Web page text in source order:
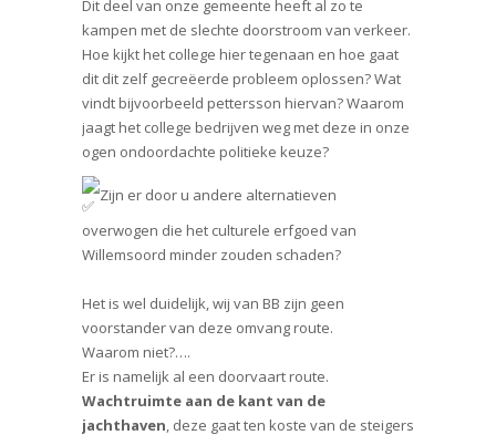
Dit deel van onze gemeente heeft al zo te
kampen met de slechte doorstroom van verkeer.
Hoe kijkt het college hier tegenaan en hoe gaat
dit dit zelf gecreëerde probleem oplossen? Wat
vindt bijvoorbeeld pettersson hiervan? Waarom
jaagt het college bedrijven weg met deze in onze
ogen ondoordachte politieke keuze?
Zijn er door u andere alternatieven
overwogen die het culturele erfgoed van
Willemsoord minder zouden schaden?
Het is wel duidelijk, wij van BB zijn geen
voorstander van deze omvang route.
Waarom niet?….
Er is namelijk al een doorvaart route.
Wachtruimte aan de kant van de
jachthaven , deze gaat ten koste van de steigers